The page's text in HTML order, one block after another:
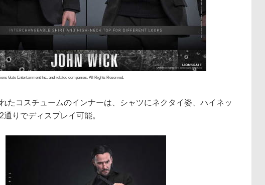
Gate Entertainment Inc. and related companies. All Rights Reserved.
たコスチュームのインナーは、シャツにネクタイ姿、ハイネッ
りでディスプレイ可能。